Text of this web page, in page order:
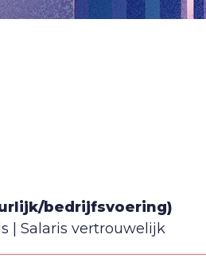
bedrijfsvoering)
Salaris vertrouwelijk